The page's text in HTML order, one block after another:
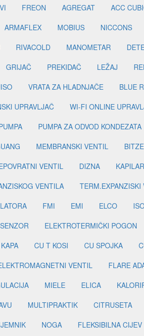
FREON AGREGAT ACC
ARMAFLEX MOBIUS NICCONS
RIVACOLD MANOMETAR
GRIJAČ PREKIDAČ LEŽAJ
VRATA ZA HLADNJAČE BLUE
UPRAVLJAČ
WI-FI ONLINE
PUMPA ZA ODVOD KONDEZATA
MEMBRANSKI VENTIL
VENTIL DIZNA
VENTILA
TERM.EXPANZISKI
FMI EMI ELCO
SENZOR ELEKTROTERMIČKI POGON
CU T KOSI CU SPOJKA
VENTIL FLARE
MIELE ELICA
MULTIPRAKTIK CITRUSETA
NOGA FLEKSIBILNA CIJEV